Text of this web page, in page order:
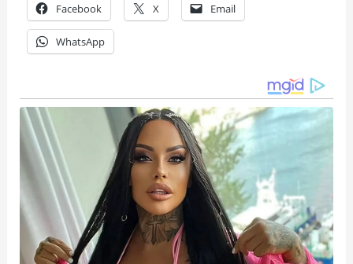
Facebook X Email
WhatsApp